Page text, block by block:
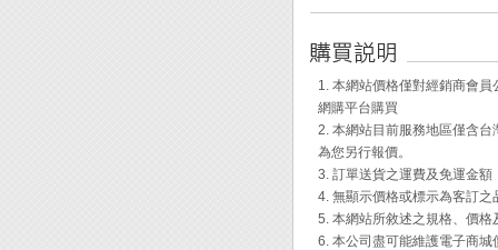
◆ 快速
(日本
)
◆ 磁力
電壓
六角
最大
充電
充電
重量
鎖付
1. 本網站價格僅對經銷商會
網購平台購買
2. 本網站目前服務地區僅含
為您另行報價。
3. 訂單送貨之運費及免運金
4. 無顯示價格或標示為客訂
5. 本網站所敘述之規格、價
6. 本公司盡可能維護電子商